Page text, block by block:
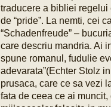
traducere a bibliei regelui
de “pride”. La nemti, cei
“Schadenfreude” –
care descriu mandria. Ai
spune romanul, fudulie
adevarata”(Echter Stolz
prusaca, care ce sa vezi
fata de ceea ce ai